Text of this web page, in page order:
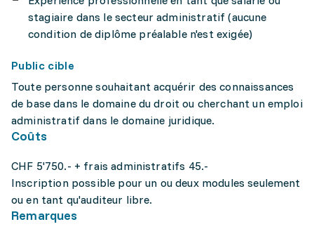
stagiaire dans le secteur administratif (aucune
condition de diplôme préalable n'est exigée)
Public cible
Toute personne souhaitant acquérir des connaissances
de base dans le domaine du droit ou cherchant un emploi
administratif dans le domaine juridique.
Coûts
CHF 5'750.- + frais administratifs 45.-
Inscription possible pour un ou deux modules seulement
ou en tant qu'auditeur libre.
Remarques